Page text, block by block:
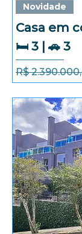
Novidade
Casa em
🛏️ 3 | 🚗 3
Preço normal
R$